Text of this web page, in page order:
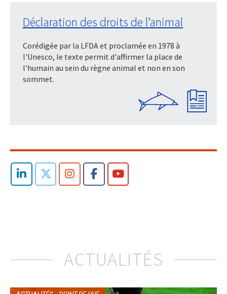
Déclaration des droits de l’animal
Corédigée par la LFDA et proclamée en 1978 à
l'Unesco, le texte permit d'affirmer la place de
l'humain au sein du règne animal et non en son
sommet.
ACTUALITÉS